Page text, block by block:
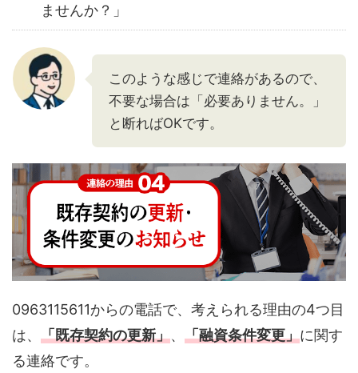
ませんか？」
このような感じで連絡があるので、
不要な場合は「必要ありません。」
と断ればOKです。
0963115611からの電話で、考えられる理由の4つ目
は、 「既存契約の更新」、 「融資条件変更」に関す
る連絡です。